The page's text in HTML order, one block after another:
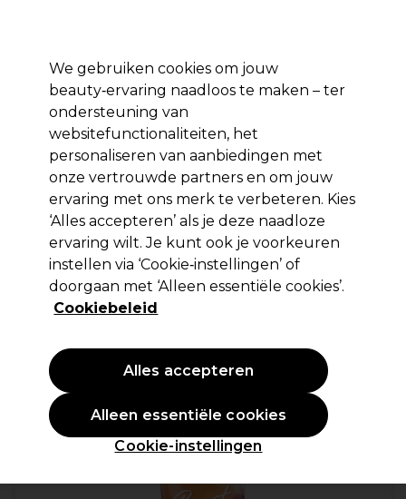
Aanmelden
Merken Deals 🌟 Haar Elektra Beauty
Volgende dag geleverd*
Na verzending, maandag t/m vrijdag
Les Secrets de Loly
Les Secrets de Loly Boost Curl Haargelée
250ml
(0)
8.44 € per 100ml
PROMOTIE
We gebruiken cookies om jouw
beauty‑ervaring naadloos te maken – ter
ondersteuning van
websitefunctionaliteiten, het
personaliseren van aanbiedingen met
onze vertrouwde partners en om jouw
ervaring met ons merk te verbeteren. Kies
‘Alles accepteren’ als je deze naadloze
ervaring wilt. Je kunt ook je voorkeuren
instellen via ‘Cookie‑instellingen’ of
doorgaan met ‘Alleen essentiële cookies’.
Cookiebeleid
Cookie-instellingen
Alleen essentiële cookies
Alles accepteren